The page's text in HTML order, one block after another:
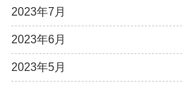
2023年7月
2023年6月
2023年5月